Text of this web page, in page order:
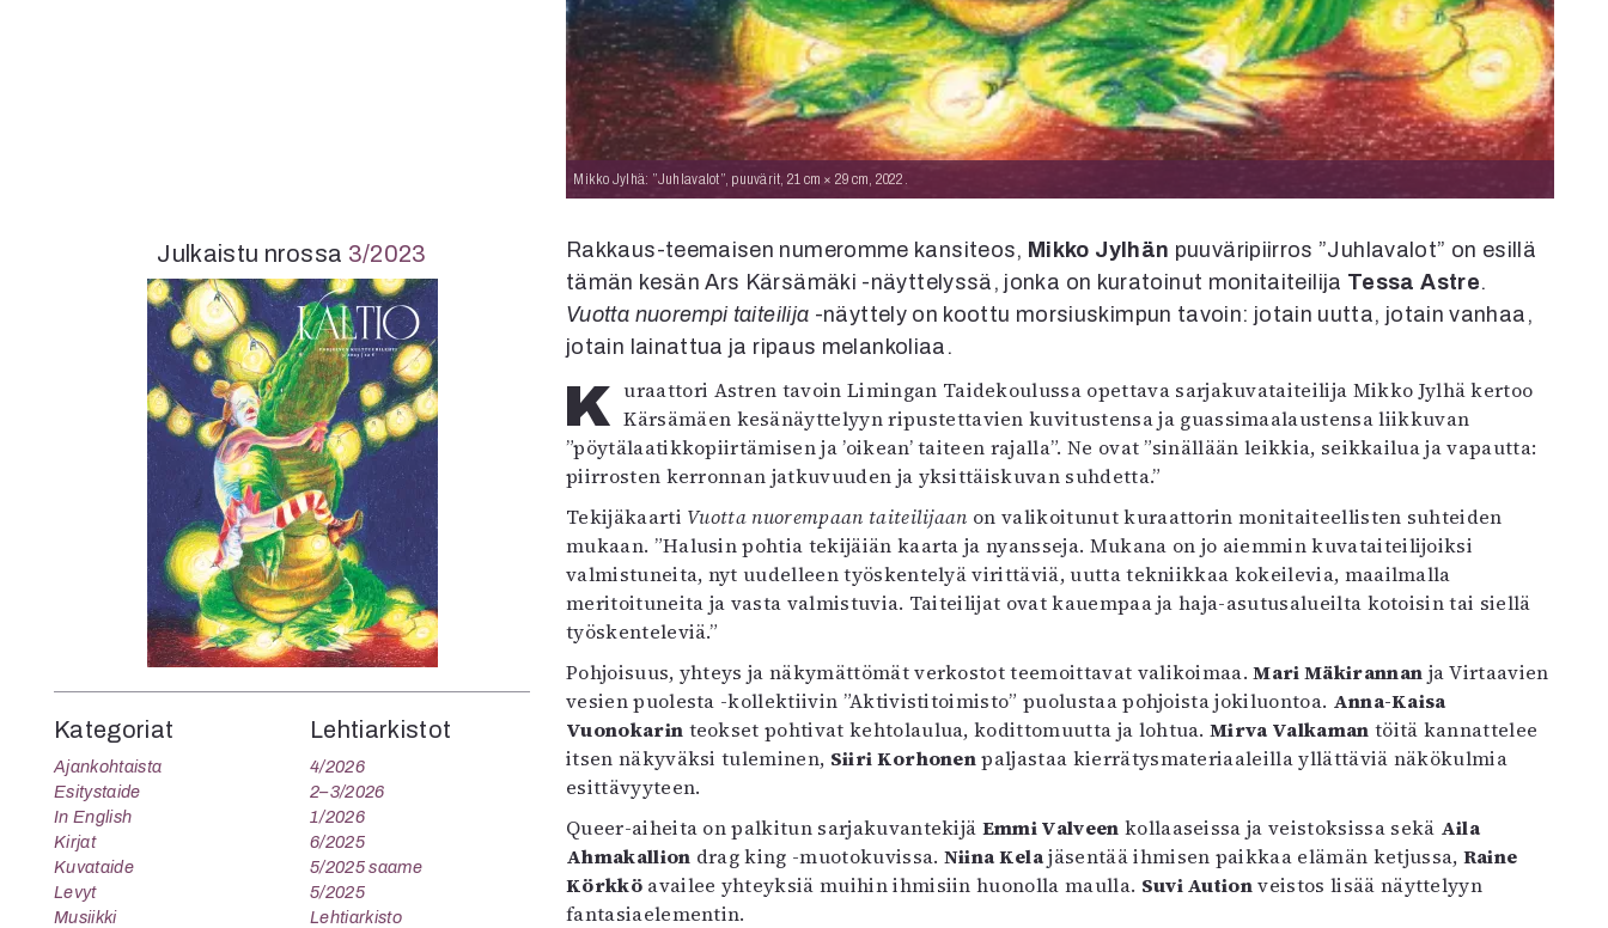
Mikko Jylhä: ”Juhlavalot”, puuvärit, 21 cm × 29 cm, 2022.
Rakkaus-teemaisen numeromme kansiteos, Mikko Jylhän puuväripiirros ”Juhlavalot” on esillä
tämän kesän Ars Kärsämäki -näyttelyssä, jonka on kuratoinut monitaiteilija Tessa Astre.
Vuotta nuorempi taiteilija -näyttely on koottu morsiuskimpun tavoin: jotain uutta, jotain vanhaa,
jotain lainattua ja ripaus melankoliaa.
Kuraattori Astren tavoin Limingan Taidekoulussa opettava sarjakuvataiteilija Mikko Jylhä kertoo Kärsämäen kesänäyttelyyn ripustettavien kuvitustensa ja guassimaalaustensa liikkuvan
”pöytälaatikkopiirtämisen ja ’oikean’ taiteen rajalla”. Ne ovat ”sinällään leikkia, seikkailua ja vapautta:
piirrosten kerronnan jatkuvuuden ja yksittäiskuvan suhdetta.”
Tekijäkaarti Vuotta nuorempaan taiteilijaan on valikoitunut kuraattorin monitaiteellisten suhteiden
mukaan. ”Halusin pohtia tekijäiän kaarta ja nyansseja. Mukana on jo aiemmin kuvataiteilijoiksi
valmistuneita, nyt uudelleen työskentelyä virittäviä, uutta tekniikkaa kokeilevia, maailmalla
meritoituneita ja vasta valmistuvia. Taiteilijat ovat kauempaa ja haja-asutusalueilta kotoisin tai siellä
työskenteleviä.”
Pohjoisuus, yhteys ja näkymättömät verkostot teemoittavat valikoimaa.Mari Mäkirannan ja Virtaavien
vesien puolesta -kollektiivin ”Aktivistitoimisto” puolustaa pohjoista jokiluontoa. Anna-Kaisa
Vuonokarin teokset pohtivat kehtolaulua, kodittomuutta ja lohtua.Mirva Valkaman töitä kannattelee
itsen näkyväksi tuleminen, Siiri Korhonenpaljastaa kierrätysmateriaaleilla yllättäviä näkökulmia
esittävyyteen.
Queer-aiheita on palkitun sarjakuvantekijä Emmi Valveen kollaaseissa ja veistoksissa sekä Aila
Ahmakallion drag king -muotokuvissa. Niina Kelajäsentää ihmisen paikkaa elämän ketjussa, Raine
Körkköavailee yhteyksiä muihin ihmisiin huonolla maulla. Suvi Autionveistos lisää näyttelyyn
fantasiaelementin.
Julkaistu nrossa 3/2023
Kategoriat
Ajankohtaista
Esitystaide
In English
Kirjat
Kuvataide
Levyt
Musiikki
Lehtiarkistot
4/2026
2–3/2026
1/2026
6/2025
5/2025 saame
5/2025
Lehtiarkisto